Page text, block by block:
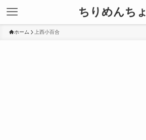
ちりめんちょ
ホーム 上西小百合